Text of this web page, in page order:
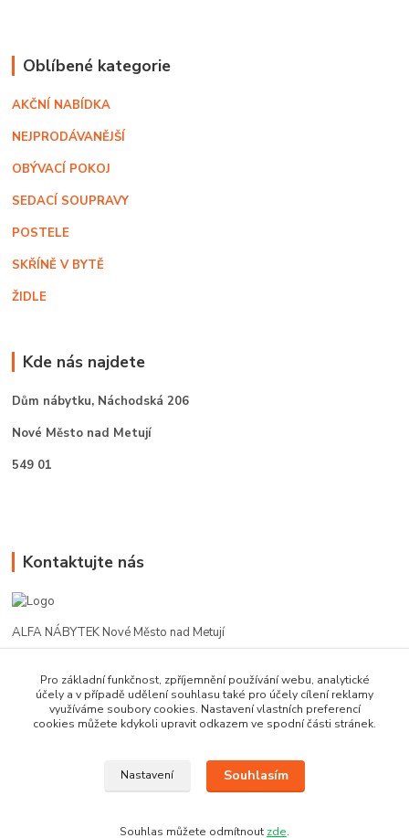
Oblíbené kategorie
AKČNÍ NABÍDKA
NEJPRODÁVANĚJŠÍ
OBÝVACÍ POKOJ
SEDACÍ SOUPRAVY
POSTELE
SKŘÍNĚ V BYTĚ
ŽIDLE
Kde nás najdete
Dům nábytku, Náchodská 206
Nové Město nad Metují
549 01
Kontaktujte nás
ALFA NÁBYTEK Nové Město nad Metují
602 412 331
alfanm@seznam.cz
Pro základní funkčnost, zpříjemnění používání webu, analytické
účely a v případě udělení souhlasu také pro účely cílení reklamy
využíváme soubory cookies. Nastavení vlastních preferencí
cookies můžete kdykoli upravit odkazem ve spodní části stránek.
Nastavení Souhlasím
Souhlas můžete odmítnout zde.